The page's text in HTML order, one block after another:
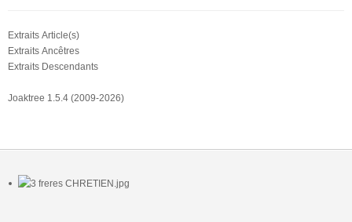
Extraits Article(s)
Extraits Ancêtres
Extraits Descendants
Joaktree 1.5.4 (2009-2026)